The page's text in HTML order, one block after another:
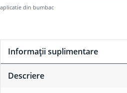
aplicatie din bumbac
Descriere
Informații suplimentare